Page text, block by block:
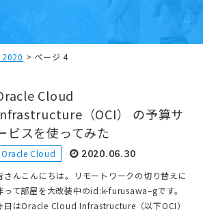
2020 > ページ 4
Cloud
（OCI） の予算サ
ビスを使ってみた
Oracle Cloud 2020.06.30
さんこんにちは。リモートワークの切り替えに
って部屋を大改装中のid:k-furusawa–gです。
日はOracle Cloud Infrastructure（以下OCI）